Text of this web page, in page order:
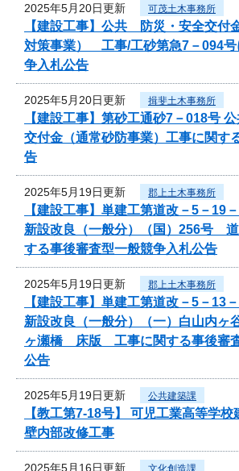
2025年5月20日更新 可茂土木事務所
【建設工事】公共 防災・安全交付
対策事業） 工事/工砂第急7－094号
争入札公告
2025年5月20日更新 揖斐土木事務所
【建設工事】第砂工通砂7－018号
交付金（通常砂防事業）工事に関す
告
2025年5月19日更新 郡上土木事務所
【建設工事】単建工第道改－5－19
新設改良（一般分）（国）256号
する事後審査型一般競争入札公告
2025年5月19日更新 郡上土木事務所
【建設工事】単建工第道改－5－13
新設改良（一般分）（一）白山内ヶ
ヶ瀬橋 床版 工事に関する事後審
公告
2025年5月19日更新 公共建築課
【教工第7-18号】 可児工業高等学
壁内部改修工事
2025年5月16日更新 文化創造課